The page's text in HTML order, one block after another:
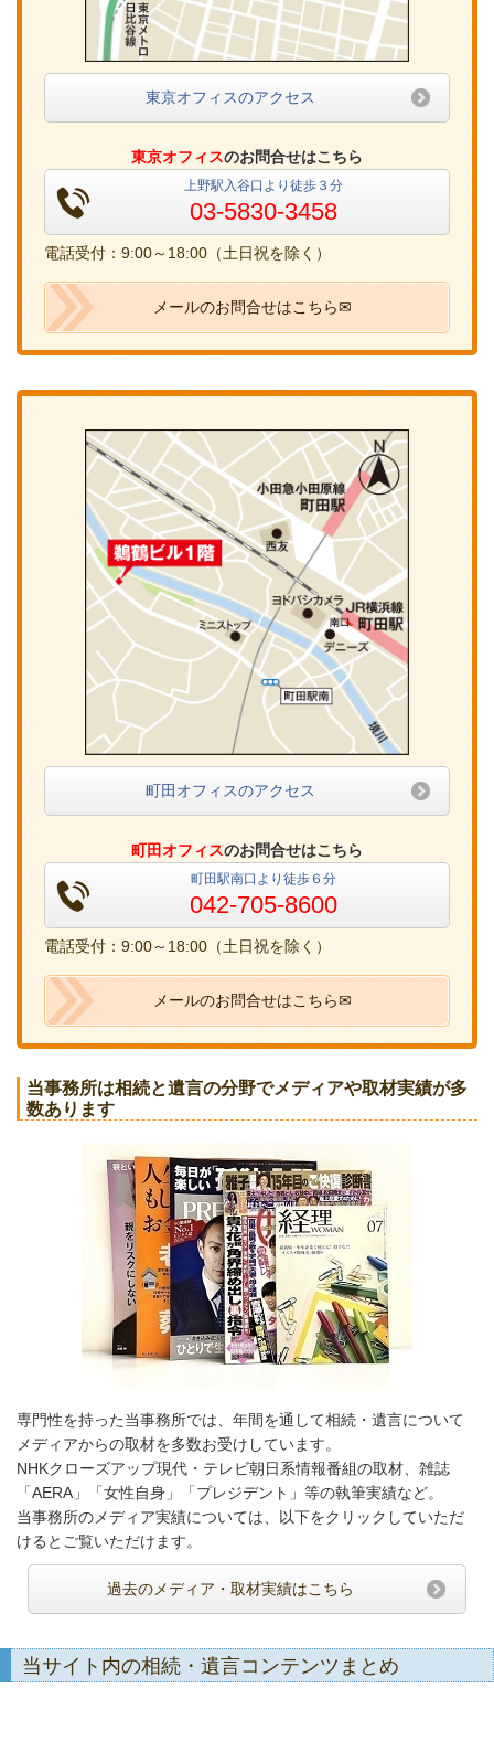
東京オフィスのアクセス
東京オフィスのお問合せはこちら
上野駅入谷口より徒歩３分
03-5830-3458
電話受付：9:00～18:00（土日祝を除く）
メールのお問合せはこちら✉
町田オフィスのアクセス
町田オフィスのお問合せはこちら
町田駅南口より徒歩６分
042-705-8600
電話受付：9:00～18:00（土日祝を除く）
メールのお問合せはこちら✉
当事務所は相続と遺言の分野でメディアや取材実績が多
数あります
専門性を持った当事務所では、年間を通して相続・遺言について
メディアからの取材を多数お受けしています。
NHKクローズアップ現代・テレビ朝日系情報番組の取材、雑誌
「AERA」「女性自身」「プレジデント」等の執筆実績など。
当事務所のメディア実績については、以下をクリックしていただ
けるとご覧いただけます。
過去のメディア・取材実績はこちら
当サイト内の相続・遺言コンテンツまとめ